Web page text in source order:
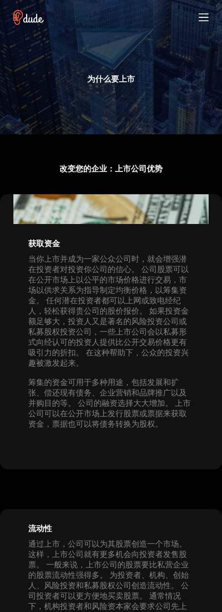
跳
过
内
为什么要上市
改变您的企业：上市公司优势
获取资金
当你上市并成为一家公众公司时，就会增强潜
在投资者对投资你公司的信心。 公司股票可以
在公开市场上以公平的市场价格进行交易，市
场以供求关系为指导制定均衡价格，以筹集资
金。 任何潜在投资者都可以上网或致电经纪
人，轻松获得贵公司的股价报价。 如果投资金
额足够大，投资人又是著名的风险投资公司或
私募股权投资公司，一些上市公司会以私募形
式向经认可的投资人提供比公开交易价格更有
吸引力的折扣。 在这种帮助下，公众的投资兴
趣被激发起来。
筹集的资金可用于多种用途，包括发展和扩
张、偿还现有债务、企业营销和品牌推广以及
并购目的等。 公司的融资选择大大增加。 上市
公司可以在公开市场上发行股票或票据来获取
资金，票据也可以将债务转换为股权。
流动性
通过上市，公司可以为其股票创造一个市场。
这样，上市公司就有更多机会向投资者发售股
票。 一般来说，上市公司的股票要比私营企业
的股票流动性强得多。 为投资者、机构、创始
人、风险投资和私募股权公司创造流动性。 公
司投资者可以更方便地买卖股票。 通常情况
下，机构投资者和风险资本家会要求公司先上